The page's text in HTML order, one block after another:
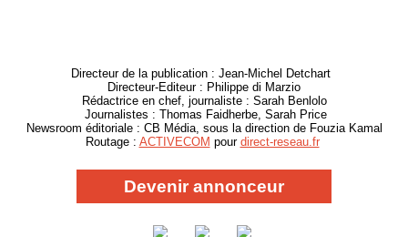
Directeur de la publication : Jean-Michel Detchart
Directeur-Editeur : Philippe di Marzio
Rédactrice en chef, journaliste : Sarah Benlolo
Journalistes : Thomas Faidherbe, Sarah Price
Newsroom éditoriale : CB Média, sous la direction de Fouzia Kamal
Routage : ACTIVECOM pour direct-reseau.fr
Devenir annonceur